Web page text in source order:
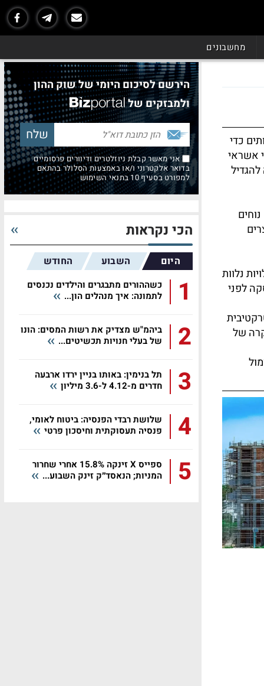
מחשבונים
כדי
אשראי
נלוות
לפני
של
הירשם לסיכום היומי של שוק ההון
ולמבזקים של
אני מאשר קבלת ניוזלטרים ודיוורים פרסומיים
בדואר אלקטרוני ו/או באמצעות הסלולר בהתאם
למפורט בסעיף 10 בתנאי השימוש
הכי נקראות
היום השבוע החודש
1
כשההורים מתבגרים והילדים נכנסים
לתמונה: איך מנהלים הון...
2
ביהמ"ש מצדיק את רשות המסים: הונו
של בעלי חנויות תכשיטים...
3
תל בנימין: באותו בניין ירדו ארבעה
חדרים מ-4.12 ל-3.6 מיליון
4
שלושת רבדי הפנסיה: ביטוח לאומי,
פנסיה תעסוקתית וחיסכון פרטי
5
ספייס X זינקה 15.8% אחרי שחרור
המניות; הנאסד״ק זינק השבוע...